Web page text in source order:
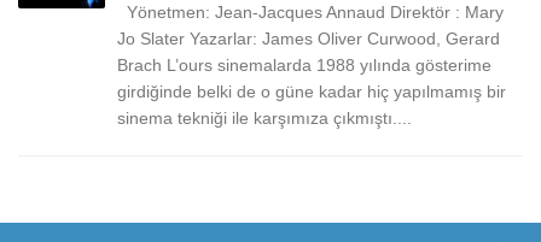
Yönetmen: Jean-Jacques Annaud Direktör : Mary
Jo Slater Yazarlar: James Oliver Curwood, Gerard
Brach L’ours sinemalarda 1988 yılında gösterime
girdiğinde belki de o güne kadar hiç yapılmamış bir
sinema tekniği ile karşımıza çıkmıştı....